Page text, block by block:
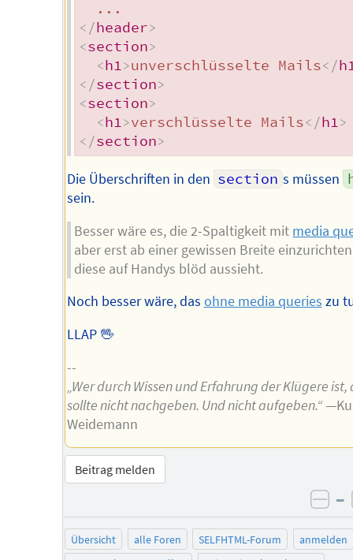
</header>
<section>
<h1>unverschlüsselte Mails</
</section>
<section>
<h1>verschlüsselte Mails</h1>
</section>
Die Überschriften in den section s müssen
sein.
Besser wäre es, die 2-Spaltigkeit mit media
aber erst ab einer gewissen Breite
diese auf Handys blöd aussieht.
Noch besser wäre, das ohne media queries zu
LLAP 🖖
--
„Wer durch Wissen und Erfahrung der Klügere ist,
sollte nicht nachgeben. Und nicht aufgeben.“
Weidemann
Beitrag melden
–
Übersicht alle Foren SELFHTML-Forum
anmelden